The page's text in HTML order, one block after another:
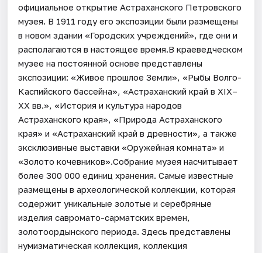
официальное открытие Астраханского Петровского
музея. В 1911 году его экспозиции были размещены
в новом здании «Городских учреждений», где они и
располагаются в настоящее время.В краеведческом
музее на постоянной основе представлены
экспозиции: «Живое прошлое Земли», «Рыбы Волго-
Каспийского бассейна», «Астраханский край в XIX–
XX вв.», «История и культура народов
Астраханского края», «Природа Астраханского
края» и «Астраханский край в древности», а также
эксклюзивные выставки «Оружейная комната» и
«Золото кочевников».Собрание музея насчитывает
более 300 000 единиц хранения. Самые известные
размещены в археологической коллекции, которая
содержит уникальные золотые и серебряные
изделия савромато-сарматских времен,
золотоордынского периода. Здесь представлены
нумизматическая коллекция, коллекция